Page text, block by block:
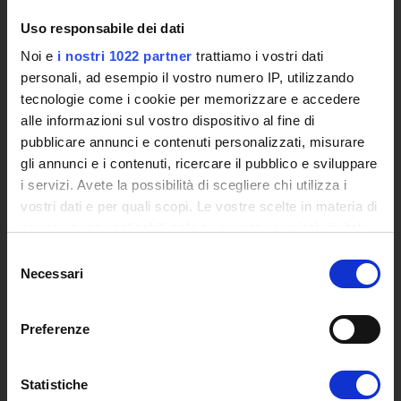
Uso responsabile dei dati
Noi e i nostri 1022 partner trattiamo i vostri dati
personali, ad esempio il vostro numero IP, utilizzando
tecnologie come i cookie per memorizzare e accedere
alle informazioni sul vostro dispositivo al fine di
pubblicare annunci e contenuti personalizzati, misurare
gli annunci e i contenuti, ricercare il pubblico e sviluppare
i servizi. Avete la possibilità di scegliere chi utilizza i
vostri dati e per quali scopi. Le vostre scelte in materia di
modificare o revocare il proprio consenso in qualsiasi
momento dalla Dichiarazione sui cookie o facendo clic
raccogliere informazioni sulla tua posizione
delNecessari
Preferenze
Statistiche
L'infrastruttura di e-Learning
Siti Istituzionali e Progetti Interuniversitari
Accesso alla Banca Dati di Segreteria Online
Posta Elettronica Certificata - PEC
Bacheca del Rettore
DIDATTICA
Corsi di Laurea
Corsi di Perfezionamento
Percorsi abilitanti di formazione iniziale degli insegnanti
Certificazioni e Alta Formazione Professionale